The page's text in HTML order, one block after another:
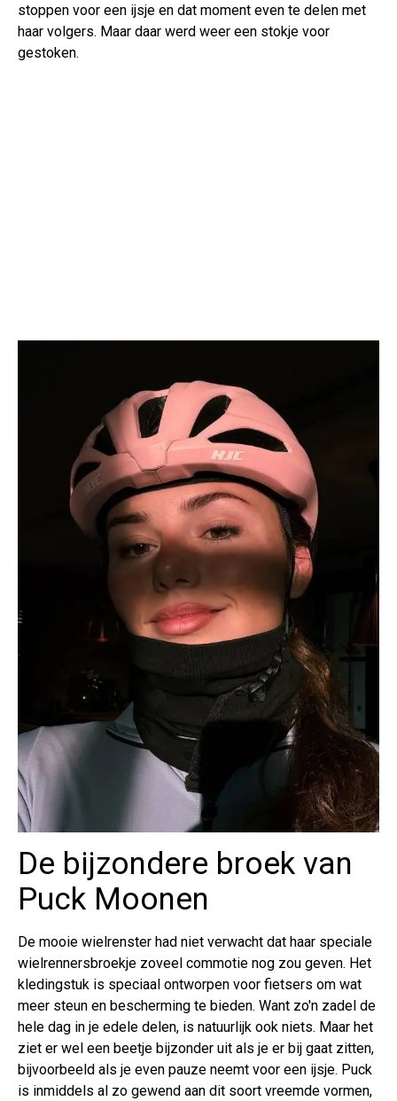
stoppen voor een ijsje en dat moment even te delen met
haar volgers. Maar daar werd weer een stokje voor
gestoken.
De bijzondere broek van
Puck Moonen
De mooie wielrenster had niet verwacht dat haar speciale
wielrennersbroekje zoveel commotie nog zou geven. Het
kledingstuk is speciaal ontworpen voor fietsers om wat
meer steun en bescherming te bieden. Want zo'n zadel de
hele dag in je edele delen, is natuurlijk ook niets. Maar het
ziet er wel een beetje bijzonder uit als je er bij gaat zitten,
bijvoorbeeld als je even pauze neemt voor een ijsje. Puck
is inmiddels al zo gewend aan dit soort vreemde vormen,